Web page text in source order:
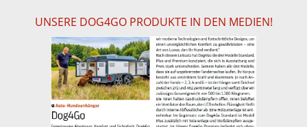
UNSERE DOG4GO PRODUKTE IN DEN MEDIEN!